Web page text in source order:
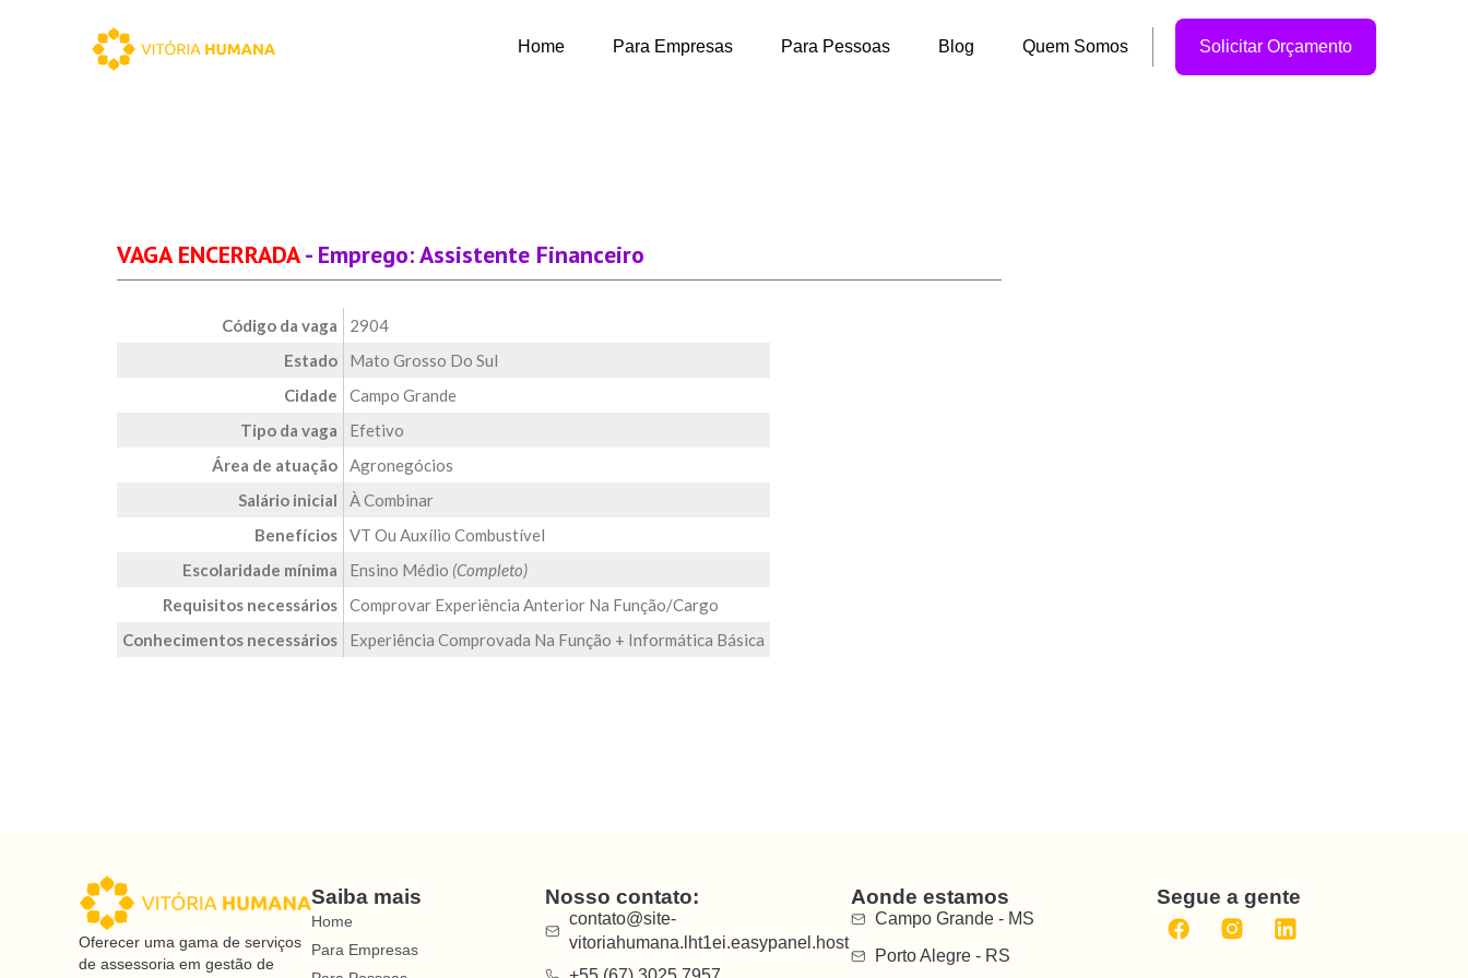
Home Para Empresas Para Pessoas Blog Quem Somos Solicitar Orçamento
VAGA ENCERRADA- Emprego: Assistente Financeiro
Código da vaga
2904
Estado
Mato Grosso Do Sul
Cidade
Campo Grande
Tipo da vaga
Efetivo
Área de atuação
Agronegócios
Salário inicial
À Combinar
Benefícios
VT Ou Auxílio Combustível
Escolaridade mínima
Ensino Médio (Completo)
Requisitos necessários
Comprovar Experiência Anterior Na Função/cargo
Conhecimentos necessários
Experiência Comprovada Na Função + Informática Básica
Oferecer uma gama de serviços
de assessoria em gestão de
Saiba mais
Home
Para Empresas
Nosso contato:
contato@site-
vitoriahumana.lht1ei.easypanel.host
Aonde estamos
Campo Grande - MS
Porto Alegre - RS
Segue a gente